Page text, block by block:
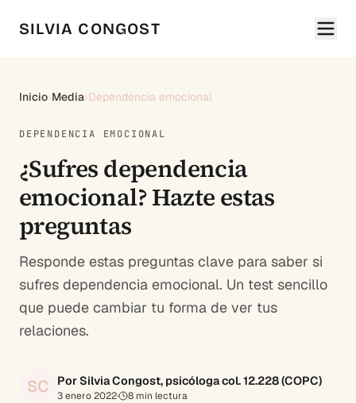
SILVIA CONGOST
Inicio›Media›Dependencia emocional
DEPENDENCIA EMOCIONAL
¿Sufres dependencia
emocional? Hazte estas
preguntas
Responde estas preguntas clave para saber si
sufres dependencia emocional. Un test sencillo
que puede cambiar tu forma de ver tus
relaciones.
SC Por Silvia Congost, psicóloga col. 12.228 (COPC)
3 enero 2022· 8 min lectura